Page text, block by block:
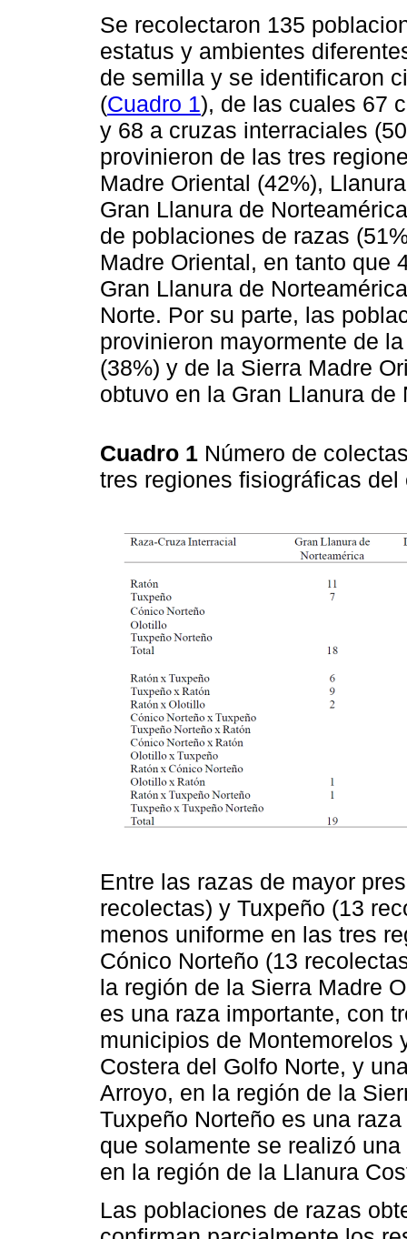
Se recolectaron 135
estatus y ambientes
de semilla y se identificaron
(Cuadro 1), de las cuales 67
y 68 a cruzas interraciales
provinieron de las tres
Madre Oriental (42%),
Gran Llanura de
de poblaciones de razas
Madre Oriental, en tanto que
Gran Llanura de
Norte. Por su parte, las
provinieron mayormente de
(38%) y de la Sierra Madre
obtuvo en la Gran Llanura de
Cuadro 1 Número de
tres regiones fisiográficas
Entre las razas de mayor
recolectas) y Tuxpeño (13
menos uniforme en las tres
Cónico Norteño (13
la región de la Sierra Madre
es una raza importante, con
municipios de Montemorelos
Costera del Golfo Norte, y
Arroyo, en la región de la
Tuxpeño Norteño es una
que solamente se realizó
en la región de la Llanura
Las poblaciones de razas